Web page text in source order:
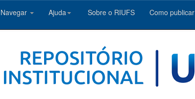
Navegar Ajuda Sobre o RIUFS Como publicar